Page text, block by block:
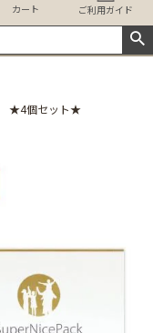
カート ご利用ガイド
★4個セット★